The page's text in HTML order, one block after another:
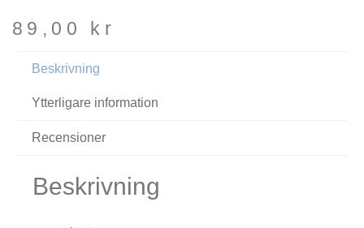
89,00 kr
Beskrivning
Ytterligare information
Recensioner
Beskrivning